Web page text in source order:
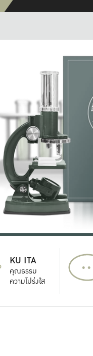
KU ITA
คุณธรรม
ความโปร่งใส